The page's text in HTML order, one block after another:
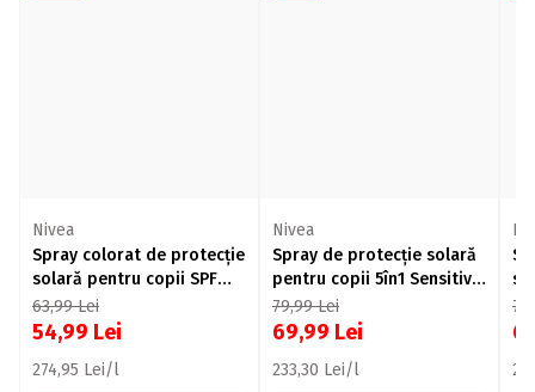
Nivea
Spray colorat de protecție
solară pentru copii SPF
50+ Protect & Care 200ml
63,99Lei
54,99 Lei
274,95 Lei/l
Nivea
Spray de protecție solară
pentru copii 5în1 Sensitive
Protect, SPF 50+, 270ml
79,99Lei
69,99 Lei
233,30 Lei/l